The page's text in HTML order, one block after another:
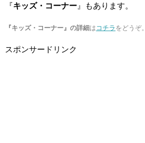
『キッズ・コーナー 』もあります。
『キッズ・コーナー』の詳細 は コチラ をどうぞ。
スポンサードリンク